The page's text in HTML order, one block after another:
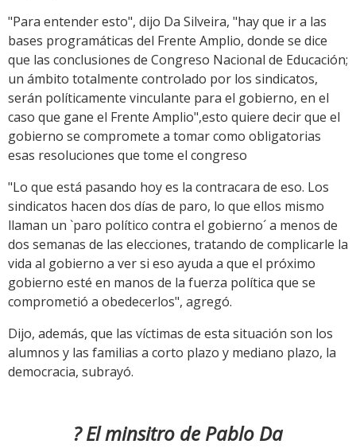
"Para entender esto", dijo Da Silveira, "hay que ir a las
bases programáticas del Frente Amplio, donde se dice
que las conclusiones de Congreso Nacional de Educación;
un ámbito totalmente controlado por los sindicatos,
serán políticamente vinculante para el gobierno, en el
caso que gane el Frente Amplio",esto quiere decir que el
gobierno se compromete a tomar como obligatorias
esas resoluciones que tome el congreso
"Lo que está pasando hoy es la contracara de eso. Los
sindicatos hacen dos días de paro, lo que ellos mismo
llaman un `paro político contra el gobierno´ a menos de
dos semanas de las elecciones, tratando de complicarle la
vida al gobierno a ver si eso ayuda a que el próximo
gobierno esté en manos de la fuerza política que se
comprometió a obedecerlos", agregó.
Dijo, además, que las víctimas de esta situación son los
alumnos y las familias a corto plazo y mediano plazo, la
democracia, subrayó.
? El minsitro de Pablo Da